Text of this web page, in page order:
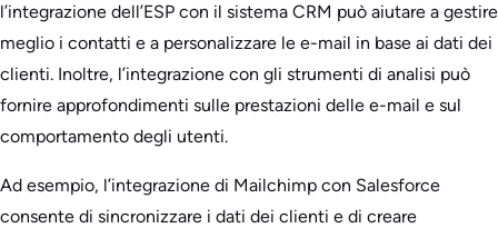
l’integrazione dell’ESP con il sistema CRM può aiutare a gestire
meglio i contatti e a personalizzare le e-mail in base ai dati dei
clienti. Inoltre, l’integrazione con gli strumenti di analisi può
fornire approfondimenti sulle prestazioni delle e-mail e sul
comportamento degli utenti.
Ad esempio, l’integrazione di Mailchimp con Salesforce
consente di sincronizzare i dati dei clienti e di creare